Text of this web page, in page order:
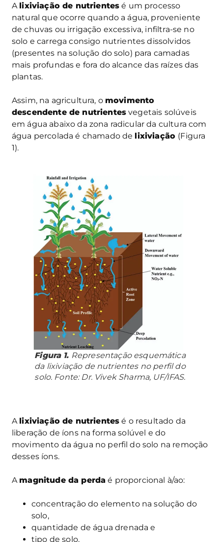
A lixiviação de nutrientes é um processo
natural que ocorre quando a água, proveniente
de chuvas ou irrigação excessiva, infiltra-se no
solo e carrega consigo nutrientes dissolvidos
(presentes na solução do solo) para camadas
mais profundas e fora do alcance das raízes das
plantas.
Assim, na agricultura, o movimento
descendente de nutrientes vegetais solúveis
em água abaixo da zona radicular da cultura com
água percolada é chamado de lixiviação (Figura
1).
Figura 1. Representação esquemática
da lixiviação de nutrientes no perfil do
solo. Fonte: Dr. Vivek Sharma, UF/IFAS.
A lixiviação de nutrientes é o resultado da
liberação de íons na forma solúvel e do
movimento da água no perfil do solo na remoção
desses íons.
A magnitude da perda é proporcional à/ao:
concentração do elemento na solução do
solo,
quantidade de água drenada e
tipo de solo.